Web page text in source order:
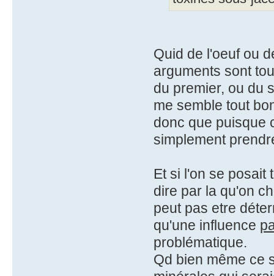
Quid de l'oeuf ou
arguments sont
du premier, ou du
me semble tout
donc que puisque
simplement
Et si l'on se posait
dire par la qu'on
peut pas etre
qu'une influence
problématique.
Qd bien même ce